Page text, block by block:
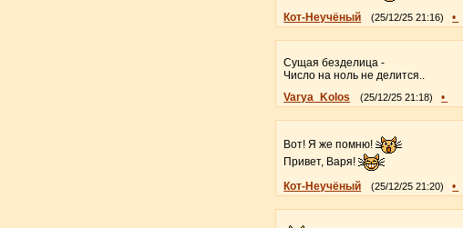
Кот-Неучёный
(25/12/25 21:16) •
Сущая безделица -
Число на ноль не делится..
Varya_Kolos
(25/12/25 21:18) •
Вот! Я же помню!
Привет, Варя!
Кот-Неучёный
(25/12/25 21:20) •